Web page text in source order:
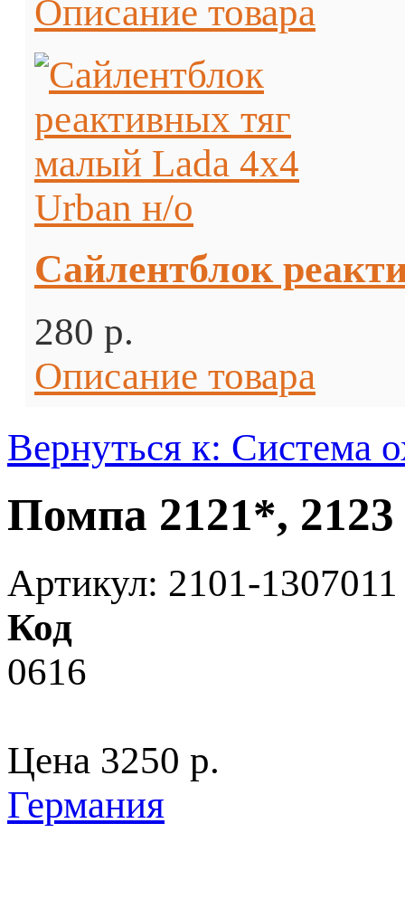
Описание товара
Сайлентблок
280 p.
Описание товара
Вернуться к: Система
Помпа 2121*,
Артикул: 2101-1307011
Код
0616
Цена 3250 p.
Германия